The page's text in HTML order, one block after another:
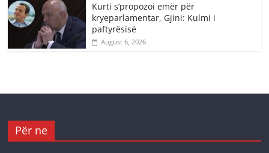
Kurti s’propozoi emër për
kryeparlamentar, Gjini: Kulmi i
paftyrësisë
August 6, 2026
Për ne